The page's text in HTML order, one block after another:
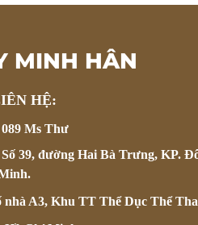
MINH HÂN
HỆ:
Ms Thư
39, đường Hai Bà Trưng, KP.
nhà A3, Khu TT Thể Dục Thể